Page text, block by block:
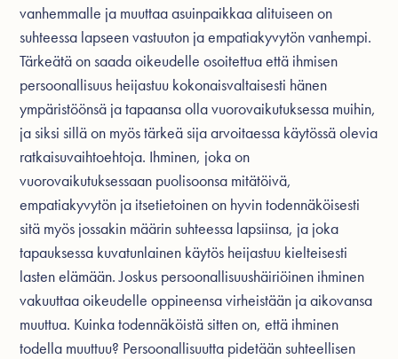
vanhemmalle ja muuttaa asuinpaikkaa alituiseen on
suhteessa lapseen vastuuton ja empatiakyvytön vanhempi.
Tärkeätä on saada oikeudelle osoitettua että ihmisen
persoonallisuus heijastuu kokonaisvaltaisesti hänen
ympäristöönsä ja tapaansa olla vuorovaikutuksessa muihin,
ja siksi sillä on myös tärkeä sija arvoitaessa käytössä olevia
ratkaisuvaihtoehtoja. Ihminen, joka on
vuorovaikutuksessaan puolisoonsa mitätöivä,
empatiakyvytön ja itsetietoinen on hyvin todennäköisesti
sitä myös jossakin määrin suhteessa lapsiinsa, ja joka
tapauksessa kuvatunlainen käytös heijastuu kielteisesti
lasten elämään. Joskus persoonallisuushäiriöinen ihminen
vakuuttaa oikeudelle oppineensa virheistään ja aikovansa
muuttua. Kuinka todennäköistä sitten on, että ihminen
todella muuttuu? Persoonallisuutta pidetään suhteellisen